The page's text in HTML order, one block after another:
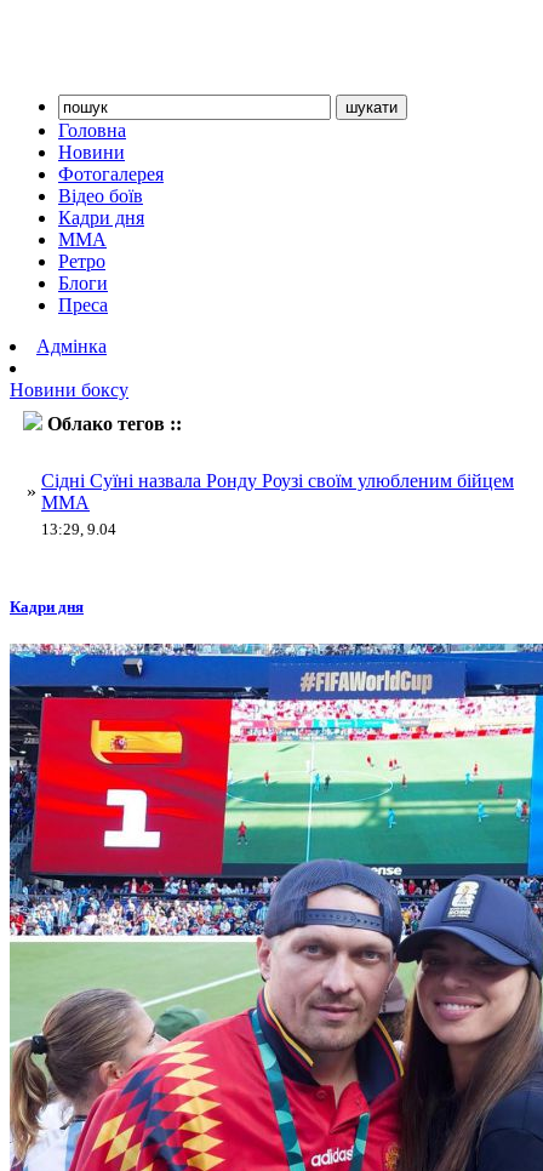
Головна
Новини
Фотогалерея
Відео боїв
Кадри дня
ММА
Ретро
Блоги
Преса
Адмінка
Новини боксу
Облако тегов ::
»
Сідні Суїні назвала Ронду Роузі своїм улюбленим бійцем
ММА
13:29, 9.04
Кадри дня